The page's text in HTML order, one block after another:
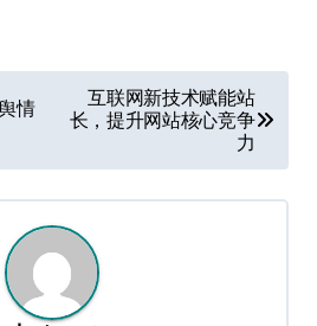
情
互联网新技术赋能站
长，提升网站核心竞争
力